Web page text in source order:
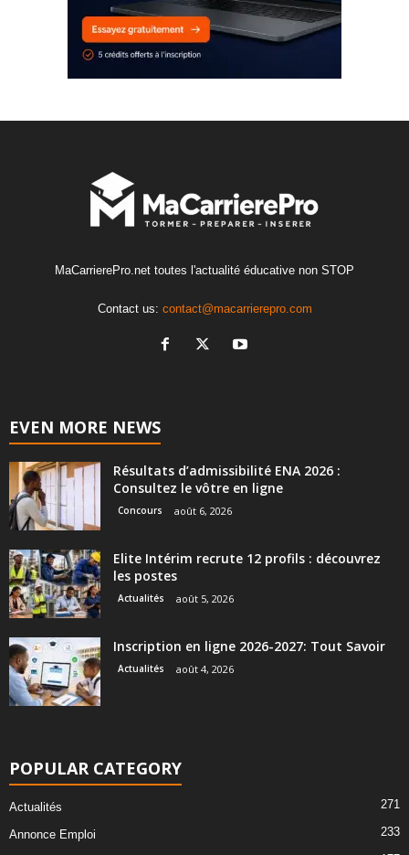
MaCarrierePro.net toutes l'actualité éducative non STOP
Contact us: contact@macarrierepro.com
EVEN MORE NEWS
Résultats d’admissibilité ENA 2026 :
Consultez le vôtre en ligne
Concours août 6, 2026
Elite Intérim recrute 12 profils : découvrez
les postes
Actualités août 5, 2026
Inscription en ligne 2026-2027: Tout Savoir
Actualités août 4, 2026
POPULAR CATEGORY
Actualités 271
Annonce Emploi
233